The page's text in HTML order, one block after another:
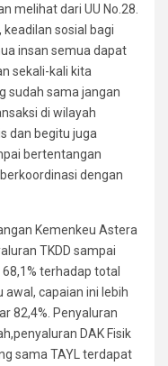
melihat dari UU No.28.
sosial bagi
insan semua dapat
sekali-kali kita
sudah sama jangan
di wilayah
dan begitu juga
bertentangan
dengan
Kemenkeu Astera
TKDD sampai
terhadap total
awal, capaian ini lebih
82,4%. Penyaluran
DAK Fisik
sama TAYL terdapat